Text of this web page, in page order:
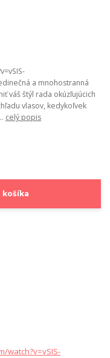
a mnohostranná
váš štýl rada okúzľujúcich
vlasov, kedykoľvek
celý popis
košíka
watch?v=vSIS-